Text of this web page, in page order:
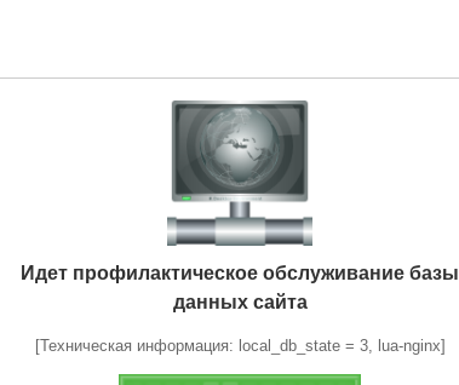
Идет профилактическое обслуживание базы
данных сайта
[Техническая информация: local_db_state = 3, lua-nginx]